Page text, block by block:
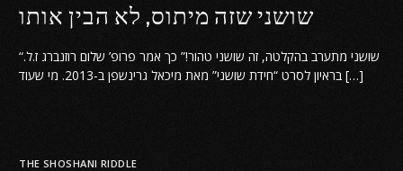
שושני שזה מיתוס, לא הבין אותו
“שושני מתערב בהקלטה, זה שושני טהור!” כך אמר פרופ’ שלום רוזנברג ז.ל.
בראיון לסרט “חידת שושני” מאת מיכאל גרינשפן ב-2013. מי שעוד […]
THE SHOSHANI RIDDLE